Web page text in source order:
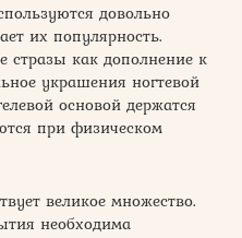
довольно
их популярность.
стразы как дополнение к
украшения ногтевой
основой держатся
при физическом
великое множество.
необходима